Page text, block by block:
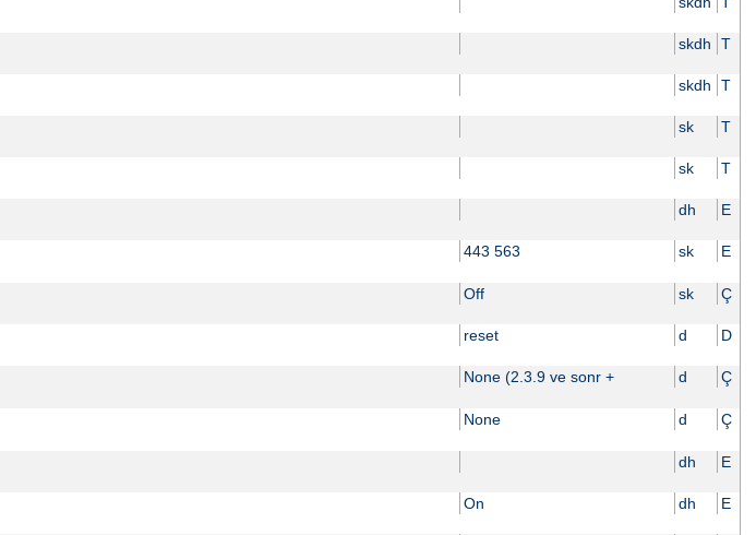
skdh T
skdh T
sk T
sk T
dh E
443 563 sk E
Off sk Ç
reset d D
None (2.3.9 ve sonr + d Ç
None d Ç
dh E
On dh E